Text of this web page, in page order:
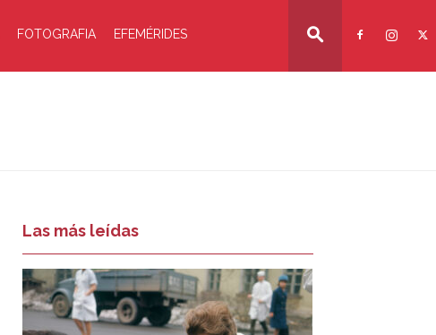
FOTOGRAFIA EFEMÉRIDES
Las más leídas